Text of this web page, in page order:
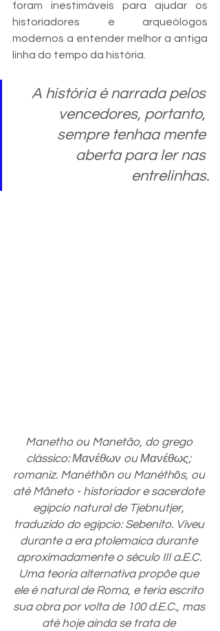
foram inestimáveis para ajudar os
historiadores e arqueólogos
modernos a entender melhor a antiga
linha do tempo da história.
A história é narrada pelos
vencedores, portanto,
sempre tenhaa mente
aberta para ler nas
entrelinhas.
Manetho ou Manetão, do grego
clássico: Μανέθων ou Μανέθως;
romaniz. Manéthōn ou Manéthōs, ou
até Mâneto - historiador e sacerdote
egípcio natural de Tjebnutjer,
traduzido do egípcio: Sebenito. Viveu
durante a era ptolemaica durante
aproximadamente o século III a.E.C.
Uma teoria alternativa propõe que
ele é natural de Roma, e teria escrito
sua obra por volta de 100 d.E.C., mas
até hoje ainda se trata de